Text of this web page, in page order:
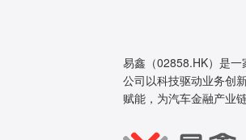
易鑫（02858.HK）是
公司以科技驱动业务创
赋能，为汽车金融产业